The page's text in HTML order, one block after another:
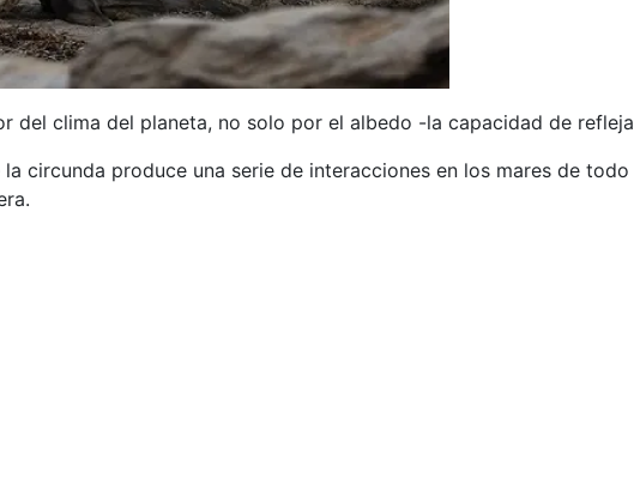
del clima del planeta, no solo por el albedo -la capacidad de
circunda produce una serie de interacciones en los mares de